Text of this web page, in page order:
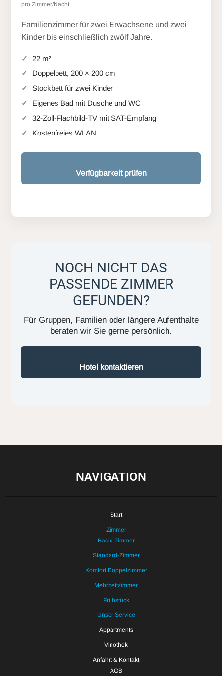
pro Zimmer/Nacht
Familienzimmer für zwei Erwachsene und zwei
Kinder bis einschließlich zwölf Jahre.
22 m²
Doppelbett, 200 × 200 cm
Stockbett für zwei Kinder
Eigenes Bad mit Dusche und WC
32-Zoll-Flachbild-TV mit SAT-Empfang
Kostenfreies WLAN
Verfügbarkeit prüfen
NOCH NICHT DAS
PASSENDE ZIMMER
GEFUNDEN?
Für Gruppen, Familien oder längere Aufenthalte
beraten wir Sie gerne persönlich.
Hotel kontaktieren
NAVIGATION
Start
Zimmer
Basic-Zimmer
Standard-Zimmer
Komfort Doppelzimmer
Mehrbettzimmer
Frühstück
Unser Service
Appartments
Vinothek
Anfahrt & Kontakt
AGB